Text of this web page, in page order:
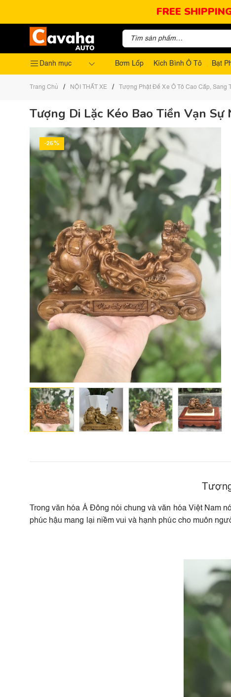
FREE
Danh mục Bơm Lốp Kích Bình Ô Tô Bạt
Trang Chủ / NỘI THẤT XE / Tượng Phật Để Xe Ô Tô Cao Cấp, Sang
Tượng Di Lặc Kéo Bao Tiền Vạn Sự
-25%
Trong văn hóa Á Đông nói chung và văn hóa Việt Nam
phúc hậu mang lại niềm vui và hạnh phúc cho muôn